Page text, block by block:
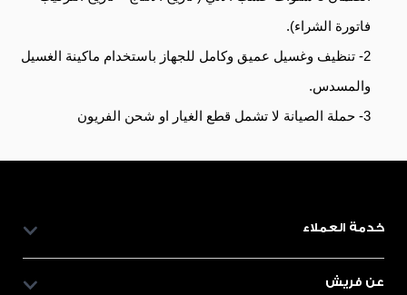
فاتورة الشراء).
2- تنظيف وغسيل عميق وكامل للجهاز باستخدام ماكينة الغسيل
والمسدس.
3- حملة الصيانة لا تشمل قطع الغيار او شحن الفريون
خدمة العملاء
عن فريش